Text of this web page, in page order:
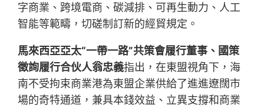
字商業、跨境電商、碳減排、可再生動力、人工
智能等範疇，切磋制訂新的經貿規定。
馬來西亞亞太“一帶一路”共策會履行董事、國策
徵詢履行合伙人翁忠義指出，在東盟視角下，海
南不受拘束商業港為東盟企業供給了進進遼闊市
場的奇特通道，兼具本錢效益、立異支撐和商業